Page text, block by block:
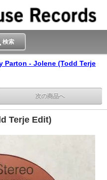
検索
Parton - Jolene (Todd Terje
次の商品へ
Terje Edit)